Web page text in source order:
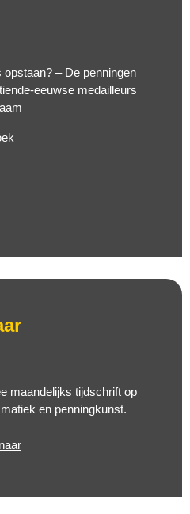
– De penningen
eeuwse medailleurs
maandelijks tijdschrift op
en penningkunst.